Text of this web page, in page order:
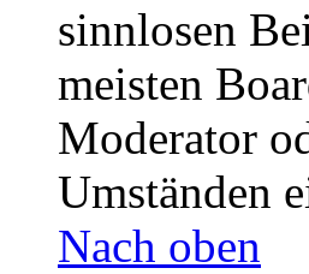
sinnlosen
meisten
Moderator
Umständen
Nach oben